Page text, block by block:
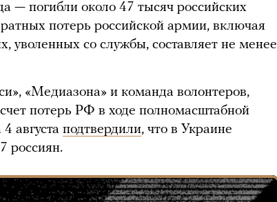
— погибли около 47 тысяч российских
потерь российской армии, включая
уволенных со службы, составляет не менее
«Медиазона» и команда волонтеров,
потерь РФ в ходе полномасштабной
августа подтвердили, что в Украине
россиян.